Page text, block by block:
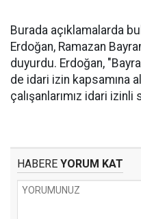
Burada açıklamalarda
Erdoğan, Ramazan
duyurdu. Erdoğan,
de idari izin kapsamına
çalışanlarımız idari
HABERE YORUM KAT